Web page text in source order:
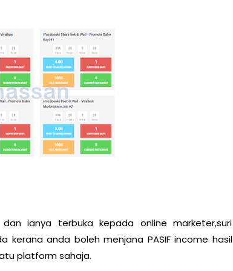
ianya terbuka kepada online marketer,suri
kerana anda boleh menjana PASIF income hasil
platform sahaja.